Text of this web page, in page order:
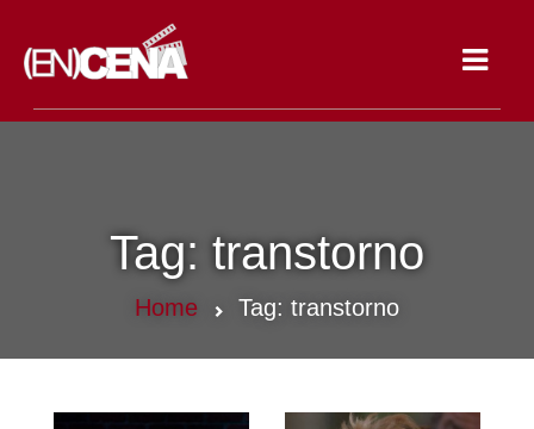
Tag: transtorno
Home Tag: transtorno